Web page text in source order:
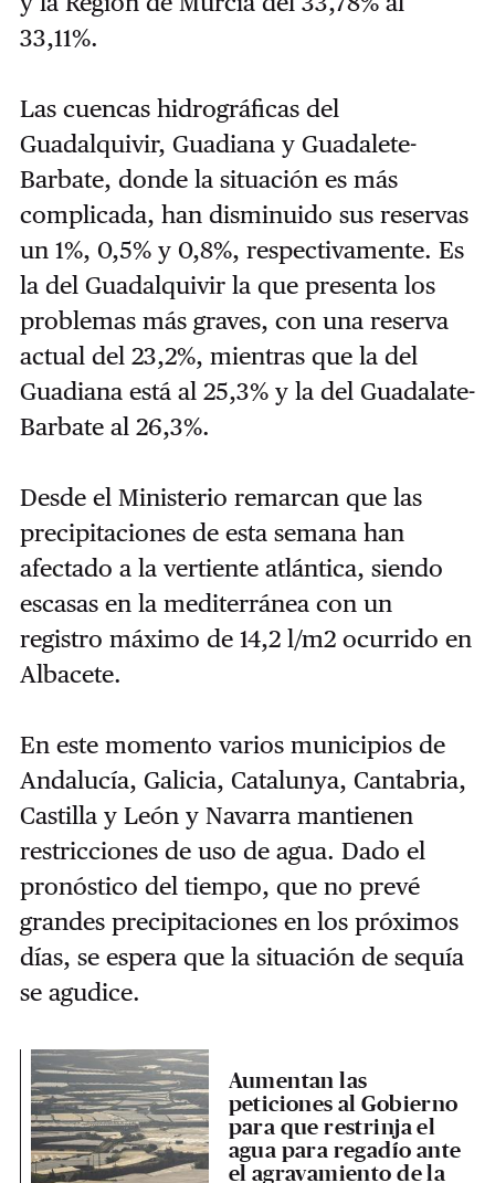
33,11%.
Las cuencas hidrográficas del
Guadalquivir, Guadiana y Guadalete-
Barbate, donde la situación es más
complicada, han disminuido sus reservas
un 1%, 0,5% y 0,8%, respectivamente. Es
la del Guadalquivir la que presenta los
problemas más graves, con una reserva
actual del 23,2%, mientras que la del
Guadiana está al 25,3% y la del Guadalate-
Barbate al 26,3%.
Desde el Ministerio remarcan que las
precipitaciones de esta semana han
afectado a la vertiente atlántica, siendo
escasas en la mediterránea con un
registro máximo de 14,2 l/m2 ocurrido en
Albacete.
En este momento varios municipios de
Andalucía, Galicia, Catalunya, Cantabria,
Castilla y León y Navarra mantienen
restricciones de uso de agua. Dado el
pronóstico del tiempo, que no prevé
grandes precipitaciones en los próximos
días, se espera que la situación de sequía
se agudice.
Aumentan las
peticiones al Gobierno
para que restrinja el
agua para regadío ante
el agravamiento de la